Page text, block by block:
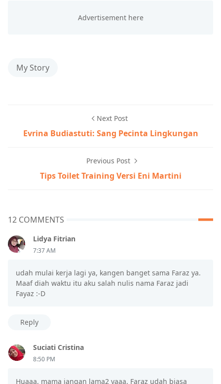
My Story
Next Post
Evrina Budiastuti: Sang Pecinta Lingkungan
Previous Post
Tips Toilet Training Versi Eni Martini
12 COMMENTS
Lidya Fitrian
7:37 AM
udah mulai kerja lagi ya, kangen banget sama Faraz ya.
Maaf diah waktu itu aku salah nulis nama Faraz jadi
Fayaz :-D
Reply
Suciati Cristina
8:50 PM
Huaaa, mama jangan lama2 yaaa. Faraz udah biasa